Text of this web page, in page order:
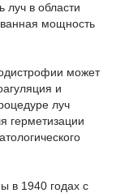
луч в области
мощность
может
и
луч
герметизации
в 1940 годах с